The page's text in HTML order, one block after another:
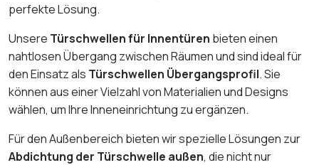
perfekte Lösung.
Unsere Türschwellen für Innentüren bieten einen
nahtlosen Übergang zwischen Räumen und sind ideal für
den Einsatz als Türschwellen Übergangsprofil. Sie
können aus einer Vielzahl von Materialien und Designs
wählen, um Ihre Inneneinrichtung zu ergänzen.
Für den Außenbereich bieten wir spezielle Lösungen zur
Abdichtung der Türschwelle außen, die nicht nur